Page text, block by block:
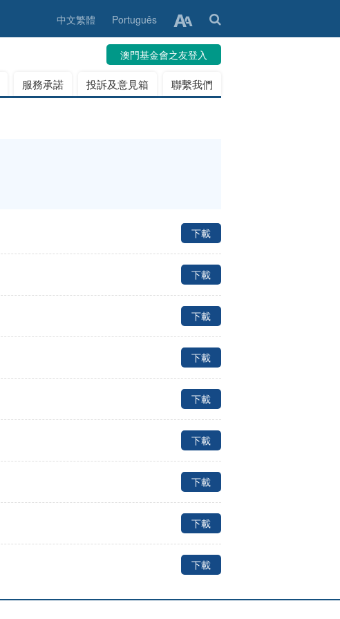
中文繁體 Português
澳門基金會之友登入
服務承諾 投訴及意見箱 聯繫我們
下載
下載
下載
下載
下載
下載
下載
下載
下載